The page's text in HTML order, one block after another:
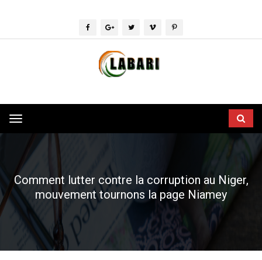
Toggle
navigation
Comment lutter contre la corruption au Niger,
mouvement tournons la page Niamey